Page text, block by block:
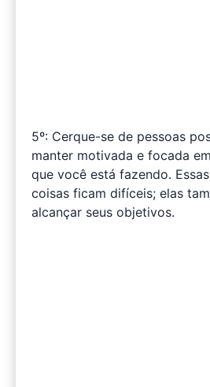
5º: Cerque-se de pessoas
manter motivada e focada
que você está fazendo.
coisas ficam difíceis; elas
alcançar seus objetivos.